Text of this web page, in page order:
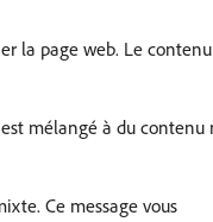
la page web. Le contenu
mélangé à du contenu
Ce message vous